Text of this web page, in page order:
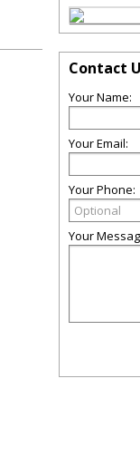
Contact
Your Name:
Your Email:
Your Phone:
Your